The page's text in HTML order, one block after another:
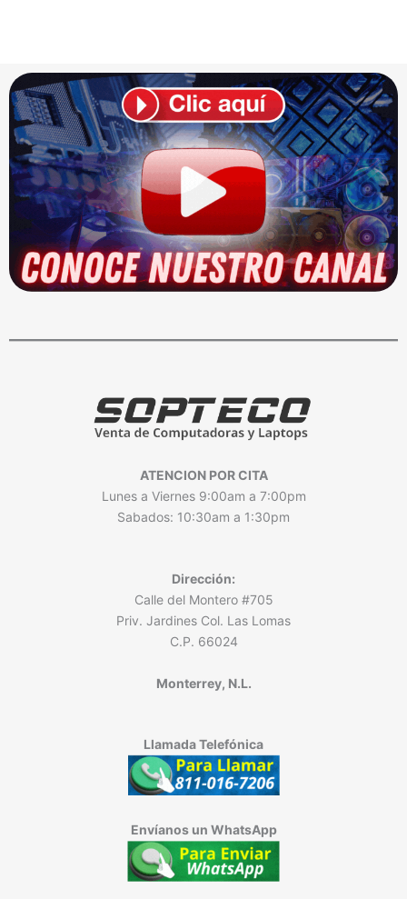
ATENCION POR CITA
Lunes a Viernes 9:00am a 7:00pm
Sabados: 10:30am a 1:30pm
Dirección:
Calle del Montero #705
Priv. Jardines Col. Las Lomas
C.P. 66024
Monterrey, N.L.
Llamada Telefónica
Envíanos un WhatsApp